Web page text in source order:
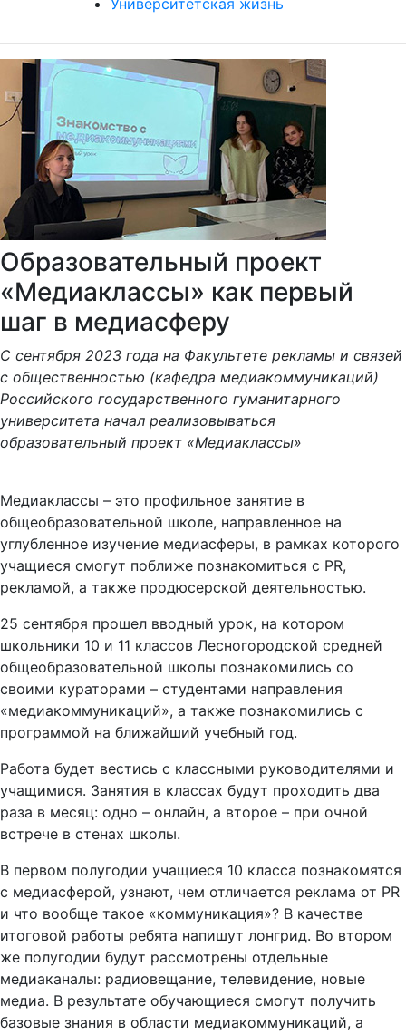
Университетская жизнь
Образовательный проект
«Медиаклассы» как первый
шаг в медиасферу
С сентября 2023 года на Факультете рекламы и связей
с общественностью (кафедра медиакоммуникаций)
Российского государственного гуманитарного
университета начал реализовываться
образовательный проект «Медиаклассы»
Медиаклассы – это профильное занятие в
общеобразовательной школе, направленное на
углубленное изучение медиасферы, в рамках которого
учащиеся смогут поближе познакомиться с PR,
рекламой, а также продюсерской деятельностью.
25 сентября прошел вводный урок, на котором
школьники 10 и 11 классов Лесногородской средней
общеобразовательной школы познакомились со
своими кураторами – студентами направления
«медиакоммуникаций», а также познакомились с
программой на ближайший учебный год.
Работа будет вестись с классными руководителями и
учащимися. Занятия в классах будут проходить два
раза в месяц: одно – онлайн, а второе – при очной
встрече в стенах школы.
В первом полугодии учащиеся 10 класса познакомятся
с медиасферой, узнают, чем отличается реклама от PR
и что вообще такое «коммуникация»? В качестве
итоговой работы ребята напишут лонгрид. Во втором
же полугодии будут рассмотрены отдельные
медиаканалы: радиовещание, телевидение, новые
медиа. В результате обучающиеся смогут получить
базовые знания в области медиакоммуникаций, а